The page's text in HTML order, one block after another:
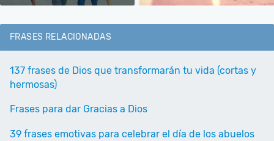
FRASES RELACIONADAS
137 frases de Dios que transformarán tu vida (cortas y
hermosas)
Frases para dar Gracias a Dios
39 frases emotivas para celebrar el día de los abuelos